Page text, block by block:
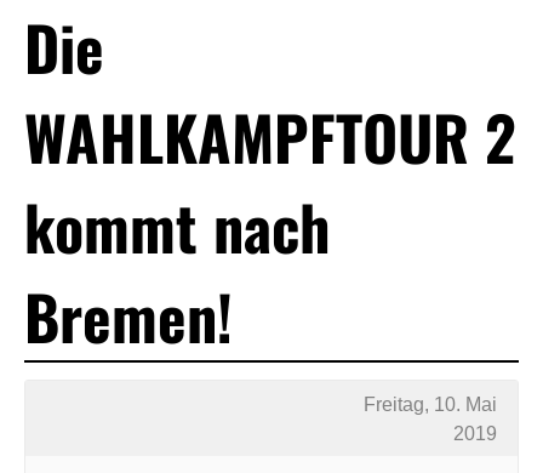
Die
WAHLKAMPFTOUR 2
kommt nach
Bremen!
Freitag, 10. Mai
2019